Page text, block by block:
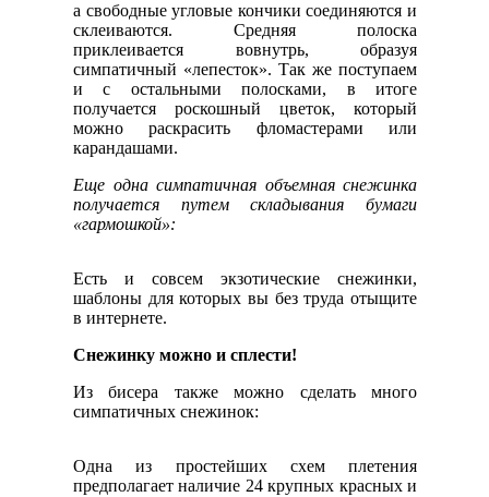
а свободные угловые кончики соединяются и
склеиваются. Средняя полоска
приклеивается вовнутрь, образуя
симпатичный «лепесток». Так же поступаем
и с остальными полосками, в итоге
получается роскошный цветок, который
можно раскрасить фломастерами или
карандашами.
Еще одна симпатичная объемная снежинка
получается путем складывания бумаги
«гармошкой»:
Есть и совсем экзотические снежинки,
шаблоны для которых вы без труда отыщите
в интернете.
Снежинку можно и сплести!
Из бисера также можно сделать много
симпатичных снежинок:
Одна из простейших схем плетения
предполагает наличие 24 крупных красных и